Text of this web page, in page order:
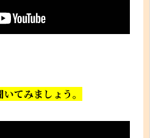
てみましょう。